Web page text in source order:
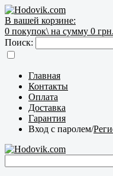
В вашей корзине:
0 покупок\ на сумму 0 грн.
Поиск:
Главная
Контакты
Оплата
Доставка
Гарантия
Вход с паролем/